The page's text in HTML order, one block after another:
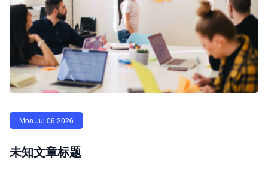
Mon Jul 06 2026
未知文章标题